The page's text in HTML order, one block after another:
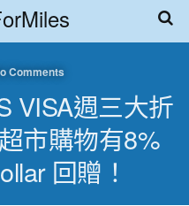
Comments
VISA週三大折
市購物有8%
回贈！